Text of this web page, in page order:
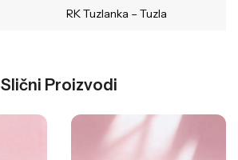
RK Tuzlanka – Tuzla
Slični Proizvodi